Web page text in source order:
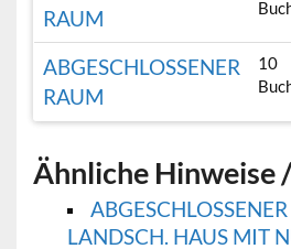
RAUM
ABGESCHLOSSENER
RAUM
10
Ähnliche Hinweise
LANDSCH. HAUS MIT